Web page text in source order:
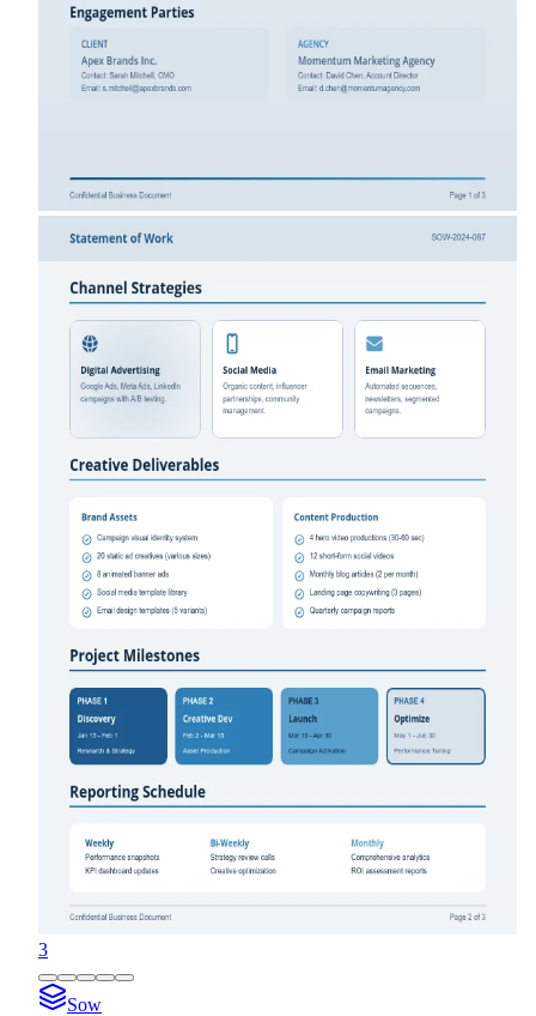
3
Sow